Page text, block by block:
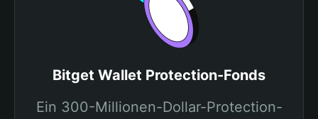
Bitget Wallet Protection-Fonds
Ein 300-Millionen-Dollar-Protection-